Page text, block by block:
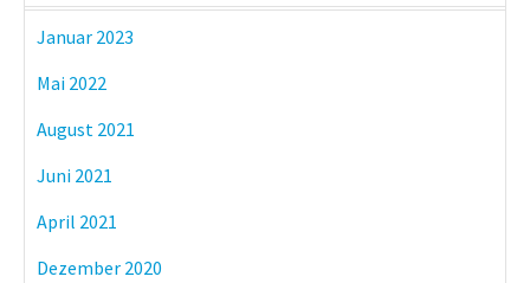
Januar 2023
Mai 2022
August 2021
Juni 2021
April 2021
Dezember 2020